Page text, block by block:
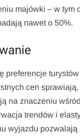
majówki – w tym
nawet o 50%.
preferencje turystów
cen
na znaczeniu
trendów i
wyjazdu pozwalają